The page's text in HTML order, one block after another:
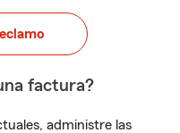
factura?
administre las